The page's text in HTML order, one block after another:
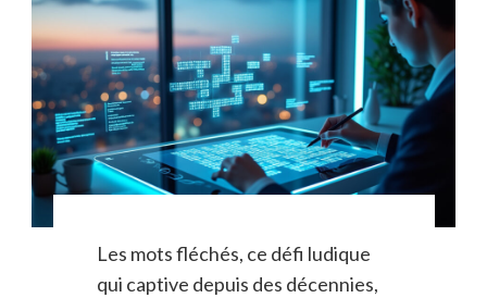
Les mots fléchés, ce défi ludique
qui captive depuis des décennies,